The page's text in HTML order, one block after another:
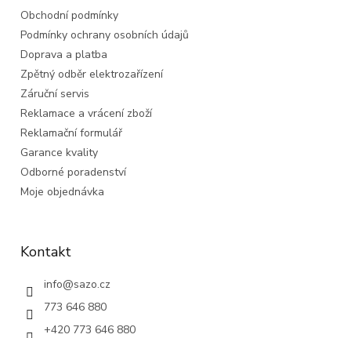
Obchodní podmínky
Podmínky ochrany osobních údajů
Doprava a platba
Zpětný odběr elektrozařízení
Záruční servis
Reklamace a vrácení zboží
Reklamační formulář
Garance kvality
Odborné poradenství
Moje objednávka
Kontakt
info@sazo.cz
773 646 880
+420 773 646 880